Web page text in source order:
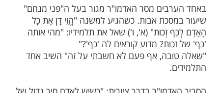
עוד תוכן חדש ומפתיע! התחברו לכל
שלנו בתהיליםבלחיצה כאן >>>​
לחפש תמיד כף זכות